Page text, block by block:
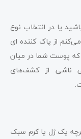
یا در انتخاب نوع
از پاک کننده ای
که پوست شما در میان
ناشی از کشف‌های
یک ژل یا کرم سبک